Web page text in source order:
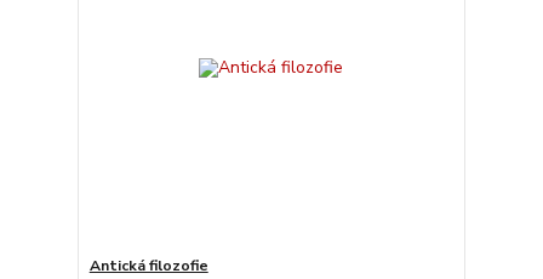
Antická filozofie